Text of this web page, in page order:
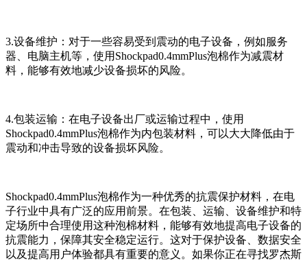
3.设备维护：对于一些容易受到震动的电子设备，例如服务
器、电脑主机等，使用Shockpad0.4mmPlus泡棉作为减震材
料，能够有效地减少设备损坏的风险。
4.包装运输：在电子设备出厂或运输过程中，使用
Shockpad0.4mmPlus泡棉作为内包装材料，可以大大降低由于
震动和冲击导致的设备损坏风险。
Shockpad0.4mmPlus泡棉作为一种优秀的抗震保护材料，在电
子行业中具有广泛的应用前景。在包装、运输、设备维护和特
定场所中合理使用这种泡棉材料，能够有效地提高电子设备的
抗震能力，保障其安全稳定运行。这对于保护设备、数据安全
以及提高用户体验都具有重要的意义。如果你正在寻找罗杰斯